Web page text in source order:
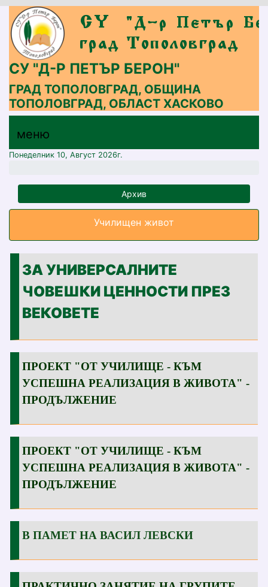
СУ "Д-Р ПЕТЪР БЕРОН"
ГРАД ТОПОЛОВГРАД, ОБЩИНА
ТОПОЛОВГРАД, ОБЛАСТ ХАСКОВО
меню горно
меню
меню
Понеделник 10, Август 2026г.
Архив
Училищен живот
ЗА УНИВЕРСАЛНИТЕ
ЧОВЕШКИ ЦЕННОСТИ ПРЕЗ
ВЕКОВЕТЕ
ПРОЕКТ "ОТ УЧИЛИЩЕ - КЪМ
УСПЕШНА РЕАЛИЗАЦИЯ В ЖИВОТА" -
ПРОДЪЛЖЕНИЕ
ПРОЕКТ "ОТ УЧИЛИЩЕ - КЪМ
УСПЕШНА РЕАЛИЗАЦИЯ В ЖИВОТА" -
ПРОДЪЛЖЕНИЕ
В ПАМЕТ НА ВАСИЛ ЛЕВСКИ